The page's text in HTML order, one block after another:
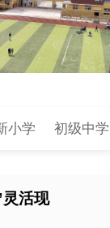
小学 初级中学
活现